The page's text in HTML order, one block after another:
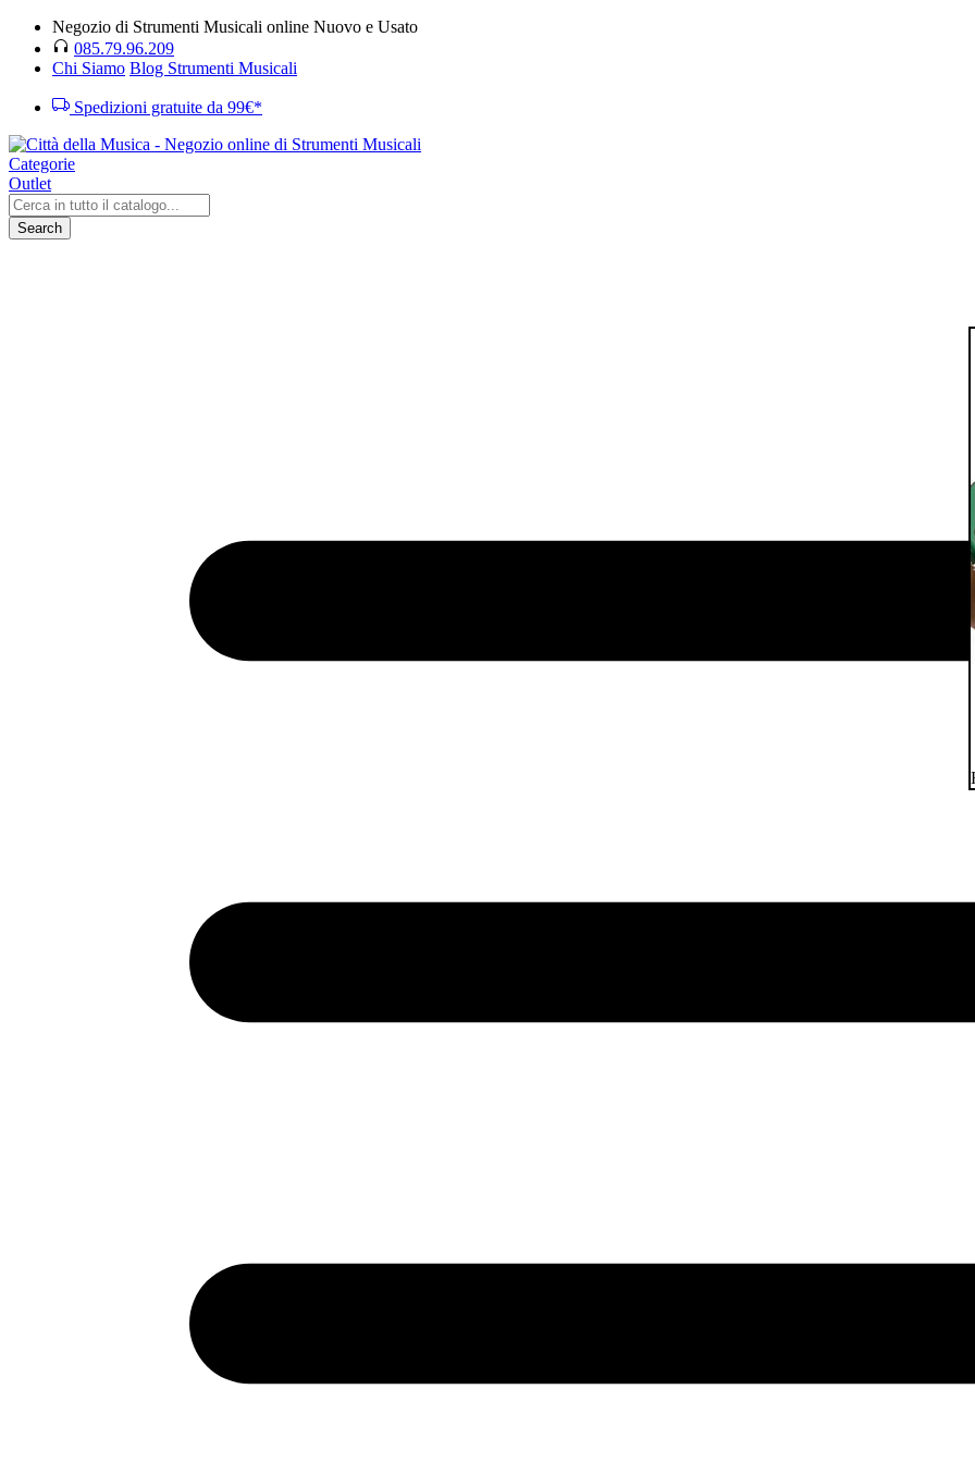
Negozio di Strumenti Musicali online Nuovo e Usato
085.79.96.209
Chi Siamo Blog Strumenti Musicali
Spedizioni gratuite da 99€*
Categorie
Outlet
Search